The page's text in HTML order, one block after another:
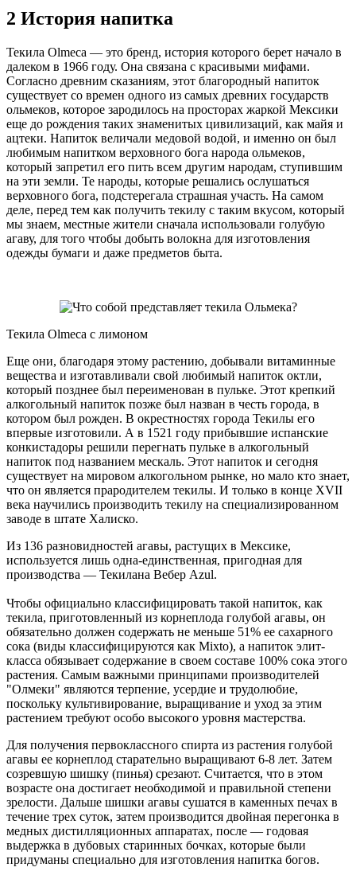
2 История напитка
Текила Olmeca — это бренд, история которого берет начало в
далеком в 1966 году. Она связана с красивыми мифами.
Согласно древним сказаниям, этот благородный напиток
существует со времен одного из самых древних государств
ольмеков, которое зародилось на просторах жаркой Мексики
еще до рождения таких знаменитых цивилизаций, как майя и
ацтеки. Напиток величали медовой водой, и именно он был
любимым напитком верховного бога народа ольмеков,
который запретил его пить всем другим народам, ступившим
на эти земли. Те народы, которые решались ослушаться
верховного бога, подстерегала страшная участь. На самом
деле, перед тем как получить текилу с таким вкусом, который
мы знаем, местные жители сначала использовали голубую
агаву, для того чтобы добыть волокна для изготовления
одежды бумаги и даже предметов быта.
Текила Olmeca с лимоном
Еще они, благодаря этому растению, добывали витаминные
вещества и изготавливали свой любимый напиток октли,
который позднее был переименован в пульке. Этот крепкий
алкогольный напиток позже был назван в честь города, в
котором был рожден. В окрестностях города Текилы его
впервые изготовили. А в 1521 году прибывшие испанские
конкистадоры решили перегнать пульке в алкогольный
напиток под названием мескаль. Этот напиток и сегодня
существует на мировом алкогольном рынке, но мало кто знает,
что он является прародителем текилы. И только в конце XVII
века научились производить текилу на специализированном
заводе в штате Халиско.
Из 136 разновидностей агавы, растущих в Мексике,
используется лишь одна-единственная, пригодная для
производства — Текилана Вебер Azul.
Чтобы официально классифицировать такой напиток, как
текила, приготовленный из корнеплода голубой агавы, он
обязательно должен содержать не меньше 51% ее сахарного
сока (виды классифицируются как Mixto), а напиток элит-
класса обязывает содержание в своем составе 100% сока этого
растения. Самым важными принципами производителей
"Олмеки" являются терпение, усердие и трудолюбие,
поскольку культивирование, выращивание и уход за этим
растением требуют особо высокого уровня мастерства.
Для получения первоклассного спирта из растения голубой
агавы ее корнеплод старательно выращивают 6-8 лет. Затем
созревшую шишку (пинья) срезают. Считается, что в этом
возрасте она достигает необходимой и правильной степени
зрелости. Дальше шишки агавы сушатся в каменных печах в
течение трех суток, затем производится двойная перегонка в
медных дистилляционных аппаратах, после — годовая
выдержка в дубовых старинных бочках, которые были
придуманы специально для изготовления напитка богов.